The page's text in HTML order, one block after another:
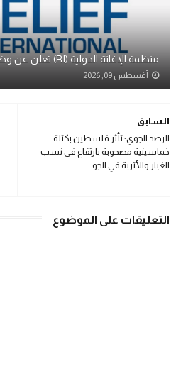
منظمة الإغاثة الدولية (RI) تعلن عن وظائف شاغرة
أغسطس 09, 2026
السابق
الرصد الجوي: تأثر فلسطين بكتلة
خماسينية مصحوبة بارتفاع في نسب
الغبار والأتربة في الجو
التعليقات على الموضوع